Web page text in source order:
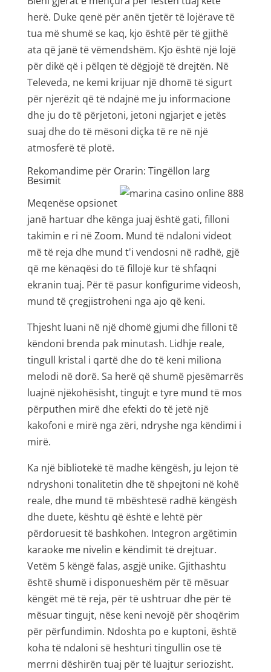
herë. Duke qenë për anën tjetër të lojërave të
tua më shumë se kaq, kjo është për të gjithë
ata që janë të vëmendshëm. Kjo është një lojë
për dikë që i pëlqen të dëgjojë të drejtën. Në
Televeda, ne kemi krijuar një dhomë të sigurt
për njerëzit që të ndajnë me ju informacione
dhe ju do të përjetoni, jetoni ngjarjet e jetës
suaj dhe do të mësoni diçka të re në një
atmosferë të plotë.
Rekomandime për Orarin: Tingëllon larg
Besimit
Meqenëse opsionet
janë hartuar dhe kënga juaj është gati, filloni
takimin e ri në Zoom. Mund të ndaloni videot
më të reja dhe mund t'i vendosni në radhë, gjë
që me kënaqësi do të fillojë kur të shfaqni
ekranin tuaj. Për të pasur konfigurime videosh,
mund të çregjistroheni nga ajo që keni.
Thjesht luani në një dhomë gjumi dhe filloni të
këndoni brenda pak minutash. Lidhje reale,
tingull kristal i qartë dhe do të keni miliona
melodi në dorë. Sa herë që shumë pjesëmarrës
luajnë njëkohësisht, tingujt e tyre mund të mos
përputhen mirë dhe efekti do të jetë një
kakofoni e mirë nga zëri, ndryshe nga këndimi i
mirë.
Ka një bibliotekë të madhe këngësh, ju lejon të
ndryshoni tonalitetin dhe të shpejtoni në kohë
reale, dhe mund të mbështesë radhë këngësh
dhe duete, kështu që është e lehtë për
përdoruesit të bashkohen. Integron argëtimin
karaoke me nivelin e këndimit të drejtuar.
Vetëm 5 këngë falas, asgjë unike. Gjithashtu
është shumë i disponueshëm për të mësuar
këngët më të reja, për të ushtruar dhe për të
mësuar tingujt, nëse keni nevojë për shoqërim
për përfundimin. Ndoshta po e kuptoni, është
koha të ndaloni së heshturi tingullin ose të
merrni dëshirën tuaj për të luajtur seriozisht.